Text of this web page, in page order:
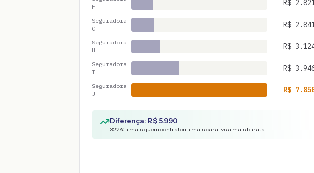
F
R$
Seguradora
G
R$
Seguradora
H
R$
Seguradora
I
R$ 3.946
Seguradora
J
R$
Diferença: R$5.990
322% a mais quem contratou a mais cara, vs a mais barata